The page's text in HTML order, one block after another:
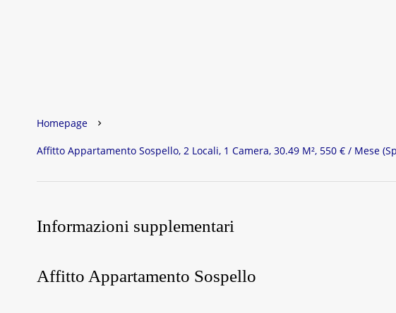
Homepage
Affitto Appartamento Sospello, 2 Locali, 1 Camera, 30.49 M², 550 € / Mese
Informazioni supplementari
Affitto Appartamento Sospello